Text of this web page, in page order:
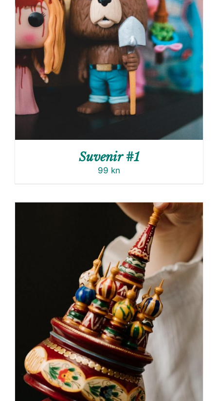
Suvenir #1
99 kn